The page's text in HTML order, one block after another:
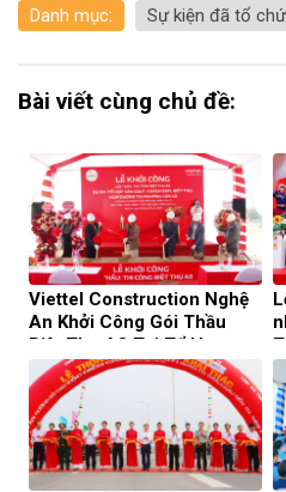
Danh mục: Sự kiện đã tổ
Bài viết cùng chủ đề:
Viettel Construction Nghệ
An Khởi Công Gói Thầu
Biệt Thự A3 Tại Tổ Hợp
Golf Biển Cửa Lò